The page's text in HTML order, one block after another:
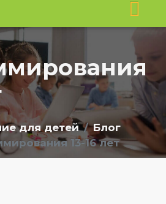
для детей
Блог
13-16 лет